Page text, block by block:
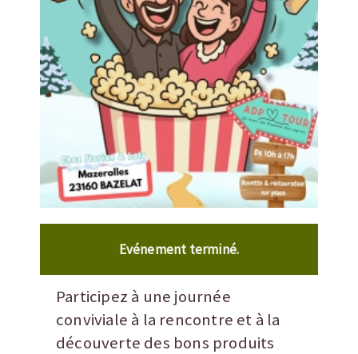
Evénement terminé.
Participez à une journée
conviviale à la rencontre et à la
découverte des bons produits